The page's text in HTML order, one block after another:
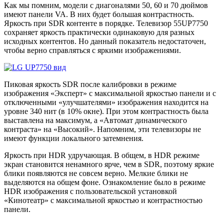
Как мы помним, модели с диагоналями 50, 60 и 70 дюймов
имеют панели VA. В них будет большая контрастность.
Яркость при SDR контенте в порядке. Телевизор 55UP7750
сохраняет яркость практически одинаковую для разных
исходных контентов. Но данный показатель недостаточен,
чтобы верно справляться с яркими изображениями.
Пиковая яркость SDR после калибровки в режиме
изображения «Эксперт» с максимальной яркостью панели и с
отключенными «улучшателями» изображения находится на
уровне 340 нит (в 10% окне). При этом контрастность была
выставлена на максимум, а «Автомат динамического
контраста» на «Высокий». Напомним, эти телевизоры не
имеют функции локального затемнения.
Яркость при HDR удручающая. В общем, в HDR режиме
экран становится ненамного ярче, чем в SDR, поэтому яркие
блики появляются не совсем верно. Мелкие блики не
выделяются на общем фоне. Ознакомление было в режиме
HDR изображения с пользовательской установкой
«Кинотеатр» с максимальной яркостью и контрастностью
панели.